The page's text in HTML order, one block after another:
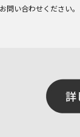
い合わせください。